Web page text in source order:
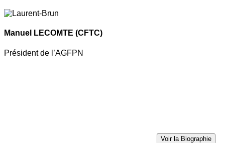
Manuel LECOMTE (CFTC)
Président de l’AGFPN
Voir la Biographie